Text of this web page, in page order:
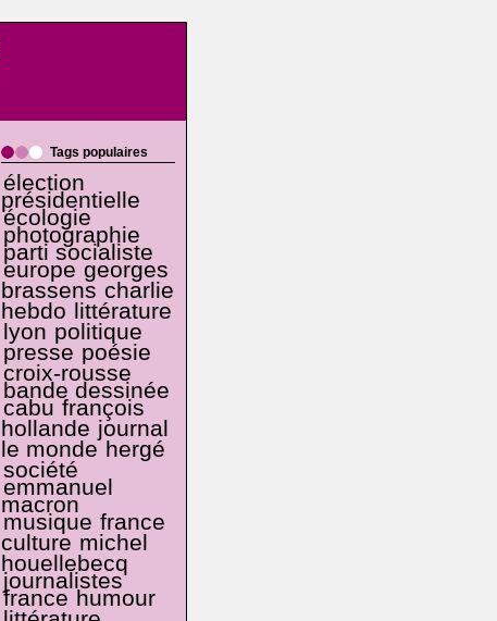
Tags populaires
élection
présidentielle
écologie
photographie
parti socialiste
europe georges
brassens charlie
hebdo littérature
lyon politique
presse poésie
croix-rousse
bande dessinée
cabu françois
hollande journal
le monde hergé
société
emmanuel
macron
musique france
culture michel
houellebecq
journalistes
france humour